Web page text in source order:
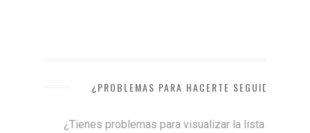
¿PROBLEMAS PARA HACERTE SEGUIDOR?
¿Tienes problemas para visualizar la lista de